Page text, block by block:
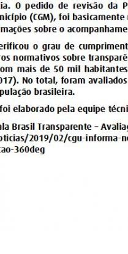
FREQUENTES)
TIC
EMITIDOS